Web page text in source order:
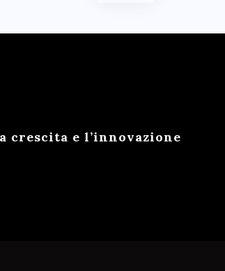
crescita e l’innovazione